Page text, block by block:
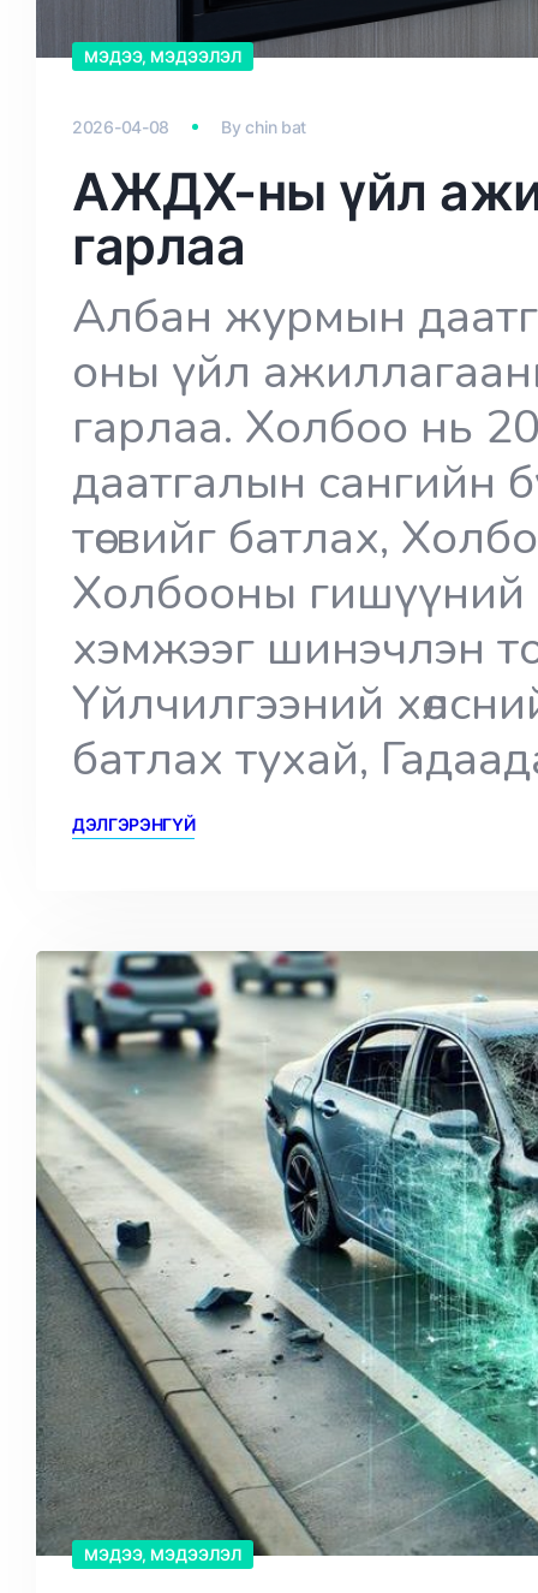
МЭДЭЭ, МЭДЭЭЛЭЛ
2026-04-08 Bychin bat
АЖДХ-ны үйл
гарлаа
Албан журмын
оны үйл
гарлаа. Холбоо нь
даатгалын сангийн
төсвийг батлах,
Холбооны
хэмжээг шинэчлэн
Үйлчилгээний
батлах тухай,
ДЭЛГЭРЭНГҮЙ
МЭДЭЭ, МЭДЭЭЛЭЛ